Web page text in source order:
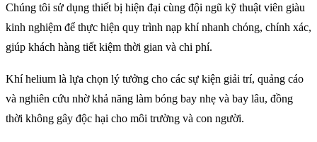
Chúng tôi sử dụng thiết bị hiện đại cùng đội ngũ kỹ thuật viên giàu
kinh nghiệm để thực hiện quy trình nạp khí nhanh chóng, chính xác,
giúp khách hàng tiết kiệm thời gian và chi phí.
Khí helium là lựa chọn lý tưởng cho các sự kiện giải trí, quảng cáo
và nghiên cứu nhờ khả năng làm bóng bay nhẹ và bay lâu, đồng
thời không gây độc hại cho môi trường và con người.